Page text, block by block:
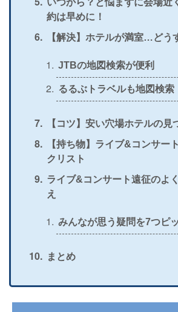
約は早めに！
【解決】ホテルが満室…どう
JTBの地図検索が便利
るるぶトラベルも地図検索
【コツ】安い穴場ホテルの見
【持ち物】ライブ&コンサー
クリスト
ライブ&コンサート遠征のよ
え
みんなが思う疑問を7つピ
まとめ